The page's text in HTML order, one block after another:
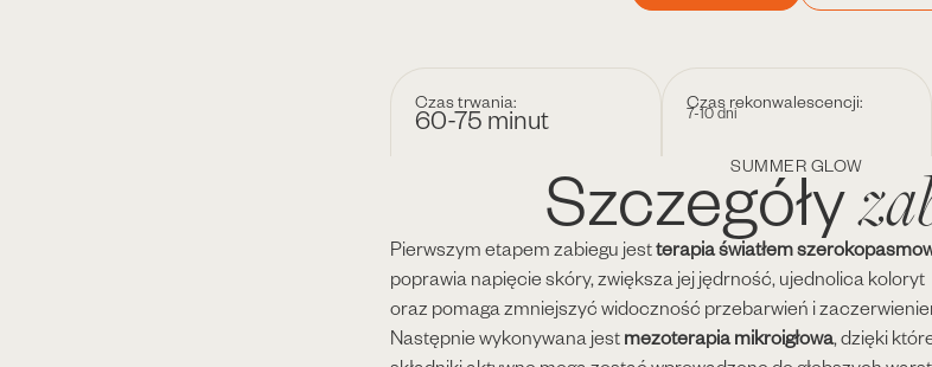
Czas trwania:
60-75 minut
Czas rekonwalescencji:
7-10 dni
SUMMER GLOW
Szczegóły
Pierwszym etapem zabiegu jestterapia światłem
poprawia napięcie skóry, zwiększa jej jędrność, ujednolica koloryt
oraz pomaga zmniejszyć widoczność przebarwień i
Następnie wykonywana jestmezoterapia mikroigłowa, dzięki